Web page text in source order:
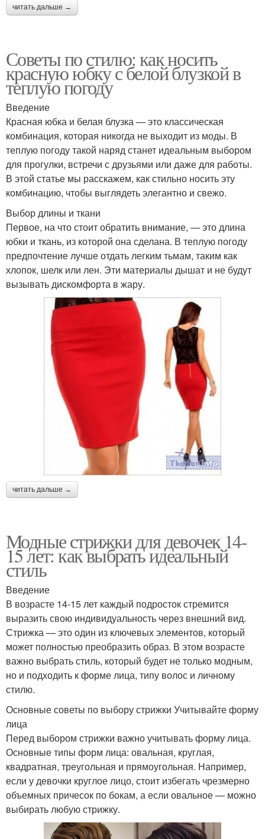
читать дальше →
Советы по стилю: как носить
красную юбку с белой блузкой в
теплую погоду
Введение
Красная юбка и белая блузка — это классическая
комбинация, которая никогда не выходит из моды. В
теплую погоду такой наряд станет идеальным выбором
для прогулки, встречи с друзьями или даже для работы.
В этой статье мы расскажем, как стильно носить эту
комбинацию, чтобы выглядеть элегантно и свежо.
Выбор длины и ткани
Первое, на что стоит обратить внимание, — это длина
юбки и ткань, из которой она сделана. В теплую погоду
предпочтение лучше отдать легким тьмам, таким как
хлопок, шелк или лен. Эти материалы дышат и не будут
вызывать дискомфорта в жару.
читать дальше →
Модные стрижки для девочек 14-
15 лет: как выбрать идеальный
стиль
Введение
В возрасте 14-15 лет каждый подросток стремится
выразить свою индивидуальность через внешний вид.
Стрижка — это один из ключевых элементов, который
может полностью преобразить образ. В этом возрасте
важно выбрать стиль, который будет не только модным,
но и подходить к форме лица, типу волос и личному
стилю.
Основные советы по выбору стрижки Учитывайте форму
лица
Перед выбором стрижки важно учитывать форму лица.
Основные типы форм лица: овальная, круглая,
квадратная, треугольная и прямоугольная. Например,
если у девочки круглое лицо, стоит избегать чрезмерно
объемных причесок по бокам, а если овальное — можно
выбирать любую стрижку.